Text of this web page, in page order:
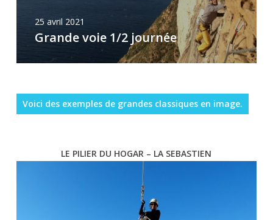
25 avril 2021
Grande voie 1/2 journée
Voici des exemples de grandes classiques en image.
LE PILIER DU HOGAR – LA SEBASTIEN